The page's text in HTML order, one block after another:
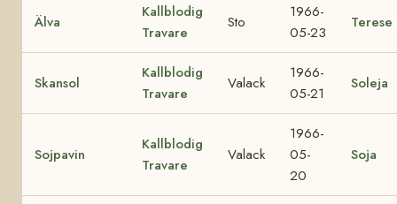
Älva
Kallblodig
Travare
Sto
1966-
05-23
Terese
Skansol
Kallblodig
Travare
Valack
1966-
05-21
Soleja
Sojpavin
Kallblodig
Travare
Valack
1966-
05-
20
Soja